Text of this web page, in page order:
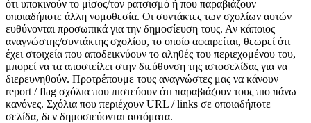
ότι υποκινούν το μίσος/τον ρατσισμό ή που παραβιάζουν
οποιαδήποτε άλλη νομοθεσία. Οι συντάκτες των σχολίων αυτών
ευθύνονται προσωπικά για την δημοσίευση τους. Αν κάποιος
αναγνώστης/συντάκτης σχολίου, το οποίο αφαιρείται, θεωρεί ότι
έχει στοιχεία που αποδεικνύουν το αληθές του περιεχομένου του,
μπορεί να τα αποστείλει στην διεύθυνση της ιστοσελίδας για να
διερευνηθούν. Προτρέπουμε τους αναγνώστες μας να κάνουν
report / flag σχόλια που πιστεύουν ότι παραβιάζουν τους πιο πάνω
κανόνες. Σχόλια που περιέχουν URL / links σε οποιαδήποτε
σελίδα, δεν δημοσιεύονται αυτόματα.